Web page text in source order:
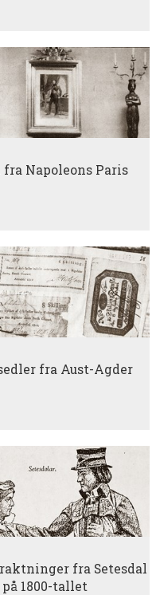
fra Napoleons Paris
fra Aust-Agder
fra Setesdal
på 1800-tallet